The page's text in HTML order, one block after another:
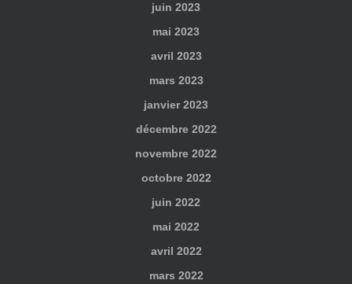
juin 2023
mai 2023
avril 2023
mars 2023
janvier 2023
décembre 2022
novembre 2022
octobre 2022
juin 2022
mai 2022
avril 2022
mars 2022